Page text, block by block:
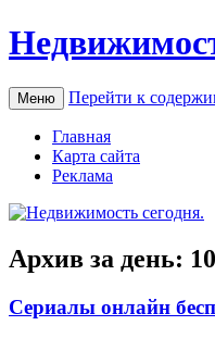
Меню Перейти к
Главная
Карта сайта
Реклама
Архив за день:
Сериалы онлайн